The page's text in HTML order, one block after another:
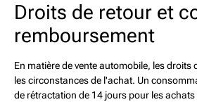
Droits de retour et
remboursement
En matière de vente automobile, les droits
les circonstances de l'achat. Un
de rétractation de 14 jours pour les